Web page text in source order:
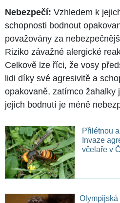
Nebezpečí: Vzhledem k
schopnosti bodnout
považovány za
Riziko závažné alergické
Celkově lze říci, že vosy
lidi díky své agresivitě a
opakovaně, zatímco žahalky
jejich bodnutí je méně
Přilétnou
Invaze
včelaře v